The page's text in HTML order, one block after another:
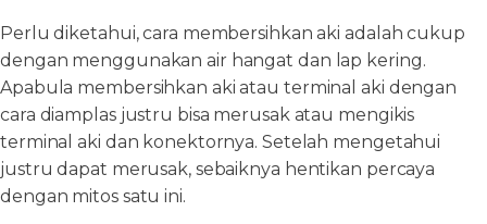
Perlu diketahui, cara membersihkan aki adalah cukup
dengan menggunakan air hangat dan lap kering.
Apabula membersihkan aki atau terminal aki dengan
cara diamplas justru bisa merusak atau mengikis
terminal aki dan konektornya. Setelah mengetahui
justru dapat merusak, sebaiknya hentikan percaya
dengan mitos satu ini.